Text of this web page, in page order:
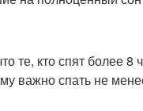
те, кто спят более
важно спать не